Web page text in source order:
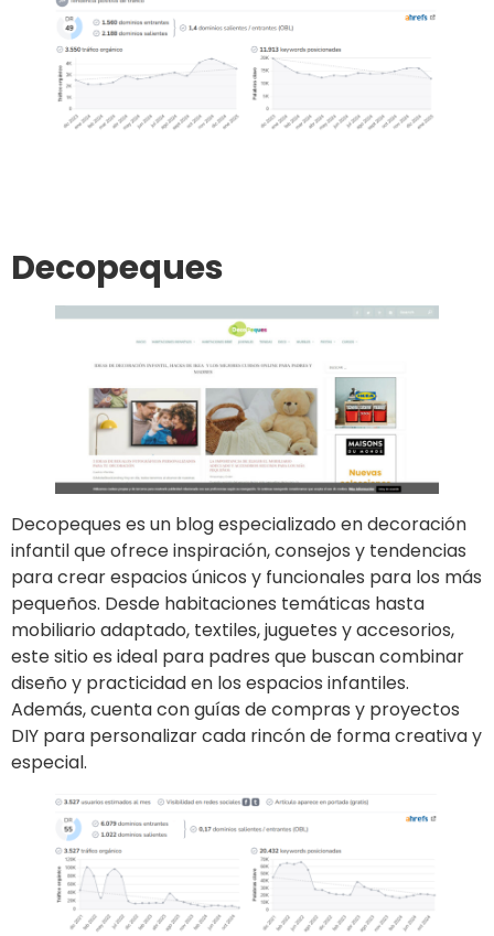
Decopeques
Decopeques es un blog especializado en decoración
infantil que ofrece inspiración, consejos y tendencias
para crear espacios únicos y funcionales para los más
pequeños. Desde habitaciones temáticas hasta
mobiliario adaptado, textiles, juguetes y accesorios,
este sitio es ideal para padres que buscan combinar
diseño y practicidad en los espacios infantiles.
Además, cuenta con guías de compras y proyectos
DIY para personalizar cada rincón de forma creativa y
especial.